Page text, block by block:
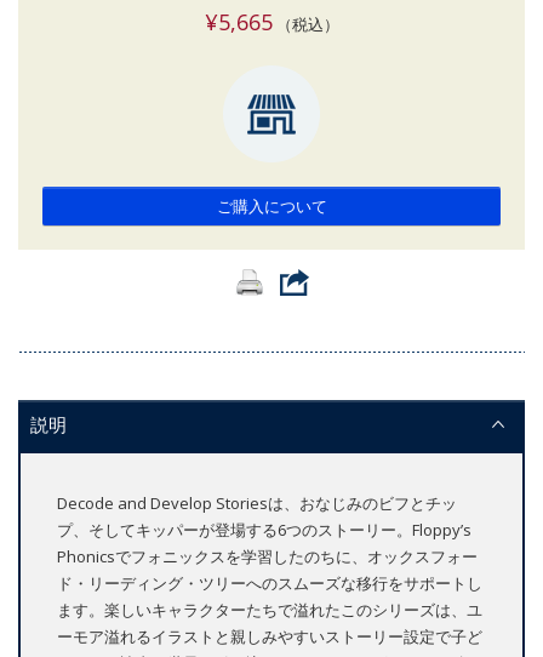
¥5,665（税込）
ご購入について
説明
Decode and Develop Storiesは、おなじみのビフとチッ
プ、そしてキッパーが登場する6つのストーリー。Floppy’s
Phonicsでフォニックスを学習したのちに、オックスフォー
ド・リーディング・ツリーへのスムーズな移行をサポートし
ます。楽しいキャラクターたちで溢れたこのシリーズは、ユ
ーモア溢れるイラストと親しみやすいストーリー設定で子ど